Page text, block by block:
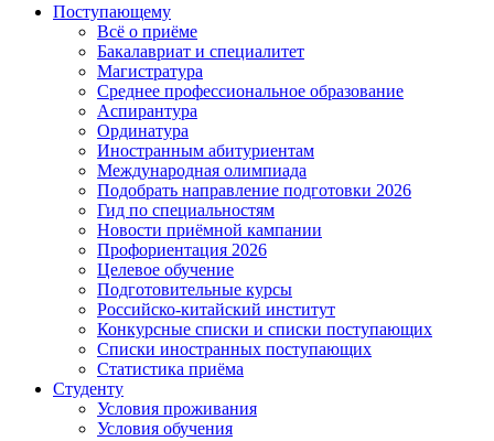
Поступающему
Всё о приёме
Бакалавриат и специалитет
Магистратура
Среднее профессиональное образование
Аспирантура
Ординатура
Иностранным абитуриентам
Международная олимпиада
Подобрать направление подготовки 2026
Гид по специальностям
Новости приёмной кампании
Профориентация 2026
Целевое обучение
Подготовительные курсы
Российско-китайский институт
Конкурсные списки и списки поступающих
Списки иностранных поступающих
Статистика приёма
Студенту
Условия проживания
Условия обучения